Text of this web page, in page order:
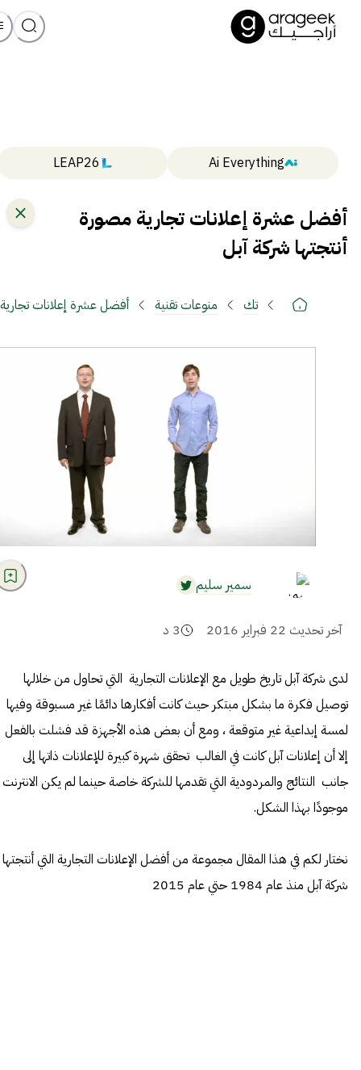
Ai Everything
LEAP26
أفضل عشرة إعلانات تجارية مصورة
أنتجتها شركة آبل
تك منوعات تقنية أفضل عشرة إعلانات
سمير سليم
آخر تحديث 22 فبراير 2016 3 د
لدى شركة آبل تاريخ طويل مع الإعلانات التجارية التي تحاول من خلالها
توصيل فكرة ما بشكل مبتكر حيث كانت أفكارها دائمًا غير مسبوقة وفيها
لمسة إبداعية غير متوقعة ، ومع أن بعض هذه الأجهزة قد فشلت بالفعل
إلا أن إعلانات آبل كانت في الغالب تحقق شهرة كبيرة للإعلانات ذاتها إلى
جانب النتائج والمردودية التي تقدمها للشركة خاصة حينما لم يكن الانترنت
موجودًا بهذا الشكل.
نختار لكم في هذا المقال مجموعة من أفضل الإعلانات التجارية التي أنتجتها
شركة آبل منذ عام 1984 حتي عام 2015